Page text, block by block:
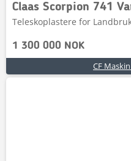
Claas Scorpion 741
Teleskoplastere for Landbruk
1 300 000 NOK
CF